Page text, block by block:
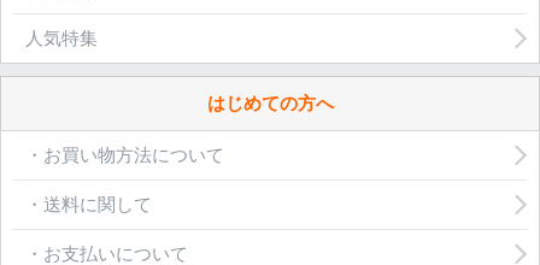
人気特集
はじめての方へ
・お買い物方法について
・送料に関して
・お支払いについて